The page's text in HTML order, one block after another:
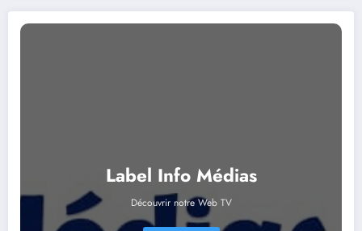
Label Info Médias
Découvrir notre Web TV